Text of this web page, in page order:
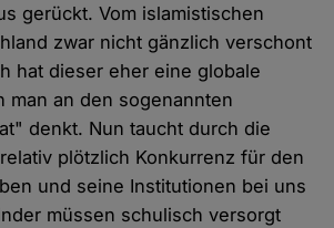
gerückt. Vom islamistischen
zwar nicht gänzlich verschont
hat dieser eher eine globale
man an den sogenannten
denkt. Nun taucht durch die
plötzlich Konkurrenz für den
und seine Institutionen bei uns
müssen schulisch versorgt